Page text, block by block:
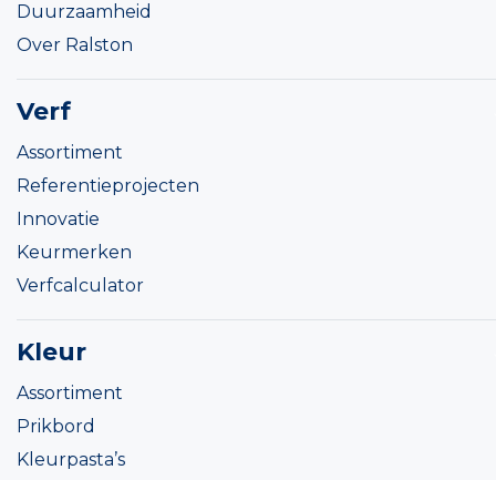
Duurzaamheid
Over Ralston
Verf
Assortiment
Referentieprojecten
Innovatie
Keurmerken
Verfcalculator
Kleur
Assortiment
Prikbord
Kleurpasta’s